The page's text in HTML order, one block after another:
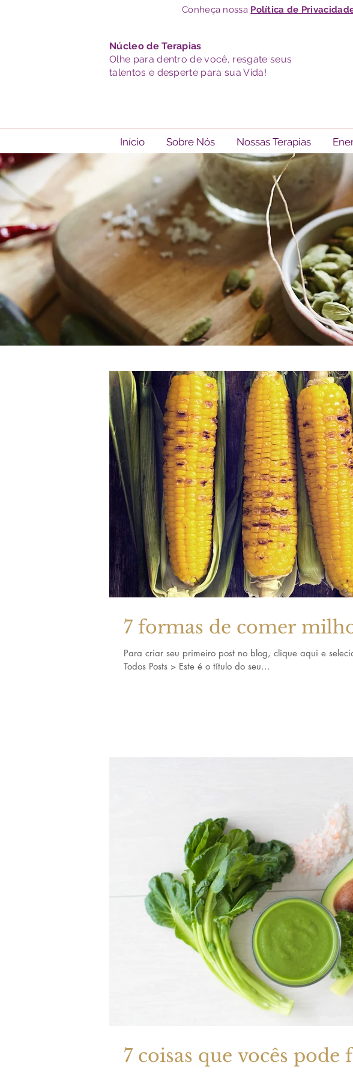
Conheça nossa Política de
Núcleo de Terapias
Olhe para dentro de você, resgate seus
talentos e desperte para sua Vida!
Início Sobre Nós Nossas Terapias
7 formas de comer
Para criar seu primeiro post no blog, clique aqui e
Todos Posts > Este é o título do seu...
7 coisas que vocês pode